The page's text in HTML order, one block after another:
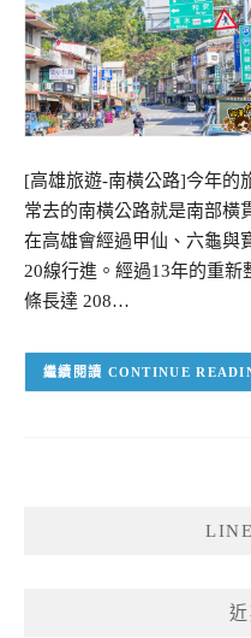
[高雄旅遊-南橫公路]今年的
常去的南橫公路就是南部橫
在高雄會經過甲仙、六龜與
20線行進。經過13年的重
條長達 208…
CONTINUE